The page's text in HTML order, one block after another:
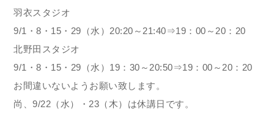
羽衣スタジオ
9/1・8・15・29（水）20:20～21:40⇒19：00～20：20
北野田スタジオ
9/1・8・15・29（水）19：30～20:50⇒19：00～20：20
お間違いないようお願い致します。
尚、9/22（水）・23（木）は休講日です。